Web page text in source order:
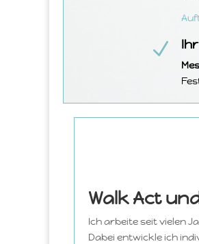
N
Walk Act
Ich arbeite seit vielen
Dabei entwickle ich